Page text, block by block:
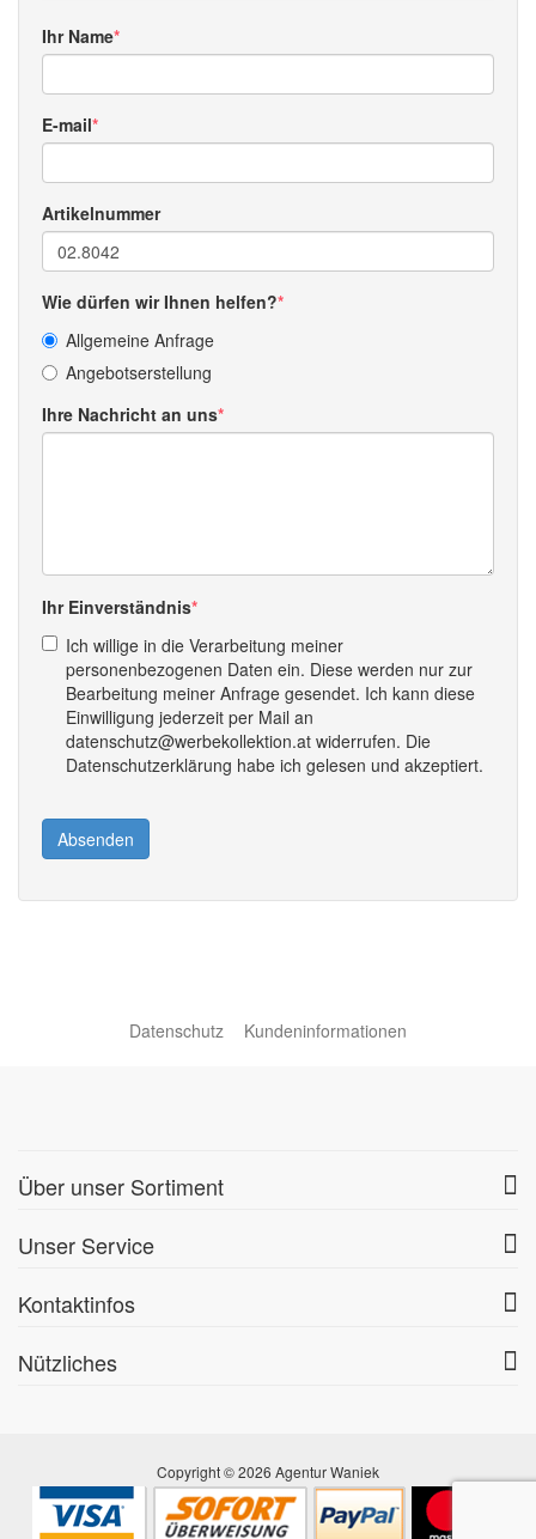
Ihr Name
E-mail
Artikelnummer
Wie dürfen wir Ihnen helfen?
Allgemeine Anfrage
Angebotserstellung
Ihre Nachricht an uns
Ihr Einverständnis
Ich willige in die Verarbeitung meiner
personenbezogenen Daten ein. Diese werden nur zur
Bearbeitung meiner Anfrage gesendet. Ich kann diese
Einwilligung jederzeit per Mail an
datenschutz@werbekollektion.at widerrufen. Die
Datenschutzerklärung habe ich gelesen und akzeptiert.
Absenden
Datenschutz Kundeninformationen
Über unser Sortiment
Unser Service
Kontaktinfos
Nützliches
Copyright © 2026 Agentur Waniek